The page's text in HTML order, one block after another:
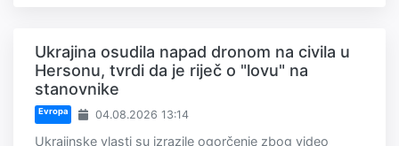
Ukrajina osudila napad dronom na civila u
Hersonu, tvrdi da je riječ o "lovu" na
stanovnike
Evropa 04.08.2026 13:14
Ukrajinske vlasti su izrazile ogorčenje zbog video